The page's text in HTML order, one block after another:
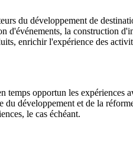
du développement de
la construction
enrichir l'expérience des
opportun les expériences
du développement et de la
le cas échéant.